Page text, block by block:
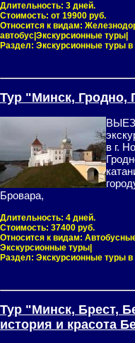
Длительность: 3 дней.
Стоимость: от 19900 руб.
Относится к видам:
автобус|Экскурсионные туры|
Раздел: Экскурсионные туры в
Тур "Минск, Гродно,
в г.
Бровара,
Длительность: 4 дней.
Стоимость: 37400 руб.
Относится к видам:
Экскурсионные туры|
Раздел: Экскурсионные туры в
Тур "Минск, Брест,
история и красота